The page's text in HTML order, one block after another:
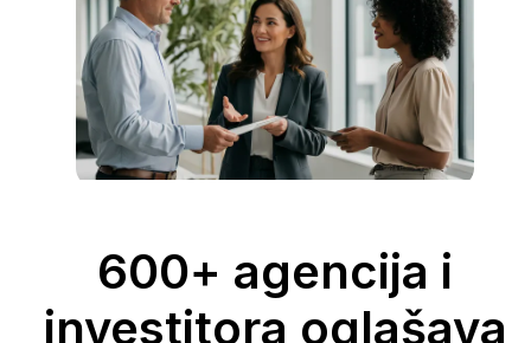
600+ agencija i
investitora oglašava